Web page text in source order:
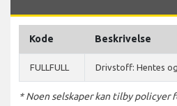
Kode Beskrivelse
FULLFULL Drivstoff: Hentes
* Noen selskaper kan tilby